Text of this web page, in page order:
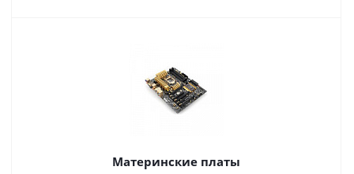
Материнские платы